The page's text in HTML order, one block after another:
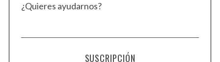
¿Quieres ayudarnos?
SUSCRIPCIÓN